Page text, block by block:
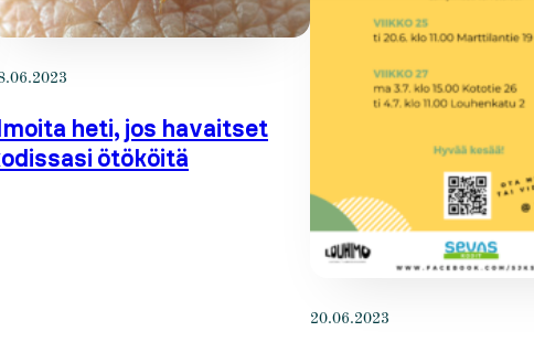
Ilmoita heti, jos havaitset
ötököitä
20.06.2023